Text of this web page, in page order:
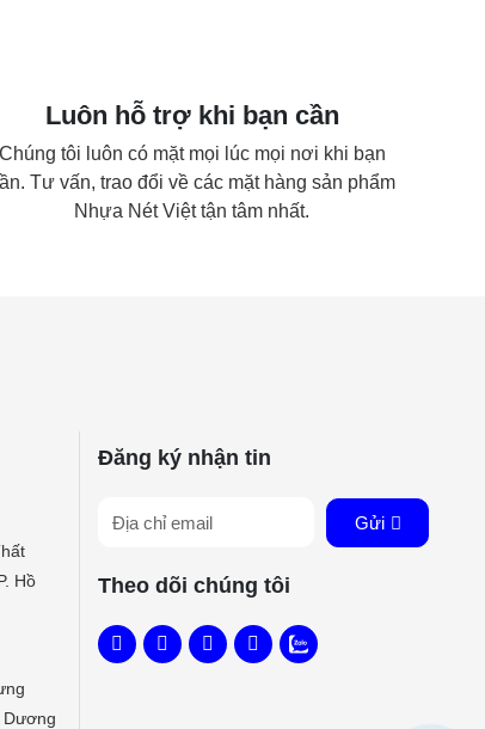
Luôn hỗ trợ khi bạn cần
Chúng tôi luôn có mặt mọi lúc mọi nơi khi bạn
Tư vấn, trao đổi về các mặt hàng sản phẩm
Nhựa Nét Việt tận tâm nhất.
Hồ
Dương
Đăng ký nhận tin
Gửi
Theo dõi chúng tôi